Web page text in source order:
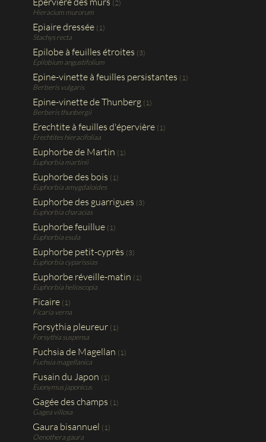
(2)
Hieracium murorum
Epiaire dressée (1)
Stachys recta
Epilobe à feuilles étroites (3)
Epilobium angustifolium
Epine-vinette à feuilles persistantes (1)
Berberis vulgaris
Epine-vinette de Thunberg (1)
Berberis thunbergii
Erechtite à feuilles d'épervière (1)
Erechtites hieracifoliaa
Euphorbe de Martin (1)
Euphorbia martinii
Euphorbe des bois (1)
Euphorbia amygdaloides
Euphorbe des guarrigues (3)
Euphorbia characias
Euphorbe feuillue (1)
Euphorbia esula
Euphorbe petit-cyprès (3)
Euphorbia cyparissias
Euphorbe réveille-matin (1)
Euphorbia helioscopia
Ficaire (1)
Ficaria verna
Forsythia pleureur (1)
Forsythia suspensa
Fuchsia de Magellan (1)
Fuchsia magellanica
Fusain du Japon (1)
Euonymus japonicus
Gagée des champs (1)
Gagea villosa
Gaura bisannuel (1)
Oenothera gaura